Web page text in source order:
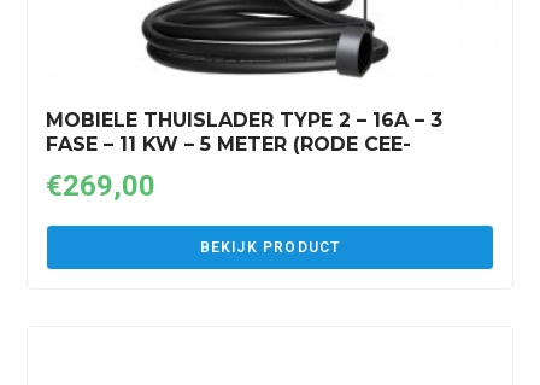
MOBIELE THUISLADER TYPE 2 – 16A – 3
FASE – 11 KW – 5 METER (RODE CEE-
€269,00
BEKIJK PRODUCT